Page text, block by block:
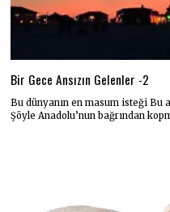
Bir Gece Ansızın Gelenler -2
Bu dünyanın en masum isteği Bu
Şöyle Anadolu’nun bağrından